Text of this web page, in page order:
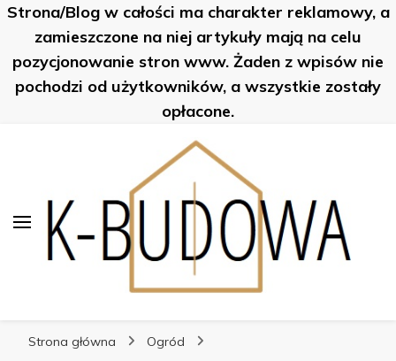
Strona/Blog w całości ma charakter reklamowy, a
zamieszczone na niej artykuły mają na celu
pozycjonowanie stron www. Żaden z wpisów nie
pochodzi od użytkowników, a wszystkie zostały
opłacone.
K-Budowa
Strona główna
Ogród